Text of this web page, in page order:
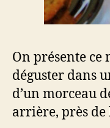
On présente ce
déguster dans
d’un morceau
arrière, près de